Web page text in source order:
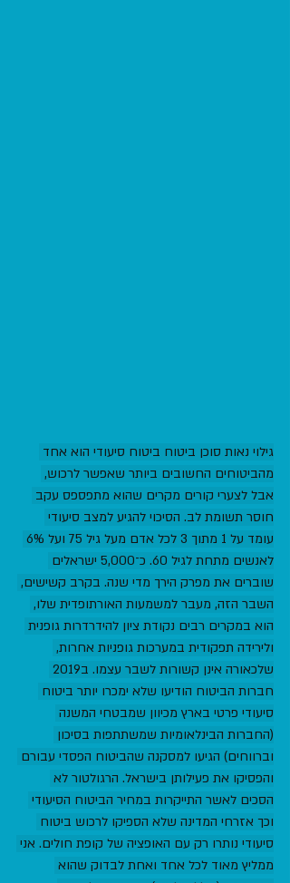
גילוי נאות סוכן ביטוח ביטוח סיעודי הוא אחד
מהביטוחים החשובים ביותר שאפשר לרכוש,
אבל לצערי קורים מקרים שהוא מתפספס עקב
חוסר תשומת לב. הסיכוי להגיע למצב סיעודי
לאנשים מתחת לגיל 60. כ־5,000 ישראלים
שוברים את מפרק הירך מדי שנה. בקרב קשישים,
השבר הזה, מעבר למשמעות האורתופדית שלו,
הוא במקרים רבים נקודת ציון להידרדרות גופנית
ולירידה תפקודית במערכות גופניות אחרות,
חברות הביטוח הודיעו שלא ימכרו יותר ביטוח
סיעודי פרטי בארץ מכיוון שמבטחי המשנה
(החברות הבינלאומיות שמשתתפות בסיכון
וברווחים) הגיעו למסקנה שהביטוח הפסדי עבורם
והפסיקו את פעילותן בישראל. הרגולטור לא
הסכים לאשר התייקרות במחיר הביטוח הסיעודי
וכך אזרחי המדינה שלא הספיקו לרכוש ביטוח
סיעודי נותרו רק עם האופציה של קופת חולים. אני
ממליץ מאוד לכל אחד ואחת לבדוק שהוא